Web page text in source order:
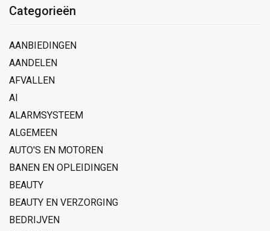
Categorieën
AANBIEDINGEN
AANDELEN
AFVALLEN
AI
ALARMSYSTEEM
ALGEMEEN
AUTO'S EN MOTOREN
BANEN EN OPLEIDINGEN
BEAUTY
BEAUTY EN VERZORGING
BEDRIJVEN